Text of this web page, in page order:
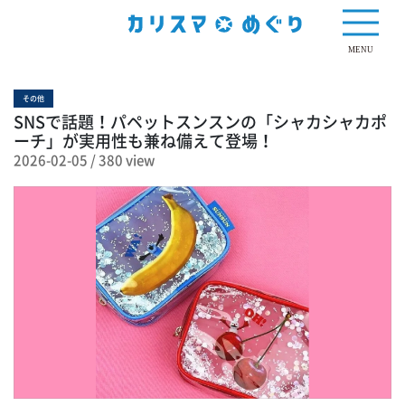
MENU
その他
SNSで話題！パペットスンスンの「シャカシャカポ
ーチ」が実用性も兼ね備えて登場！
2026-02-05 /380 view